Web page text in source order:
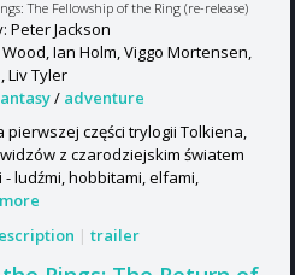
The Fellowship of the Ring (re-release)
Peter Jackson
Ian Holm, Viggo Mortensen,
Liv Tyler
/ adventure
pierwszej części trylogii Tolkiena,
z czarodziejskim światem
ludźmi, hobbitami, elfami,
more
| trailer